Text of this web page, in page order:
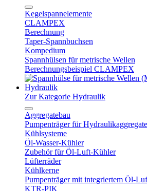
Kegelspannelemente
CLAMPEX
Berechnung
Taper-Spannbuchsen
Kompedium
Spannhülsen für metrische Wellen
Berechnungsbeispiel CLAMPEX
Hydraulik
Zur Kategorie Hydraulik
Aggregatebau
Pumpenträger für Hydraulikaggregate
Kühlsysteme
Öl-Wasser-Kühler
Zubehör für Öl-Luft-Kühler
Lüfterräder
Kühlkerne
Pumpenträger mit integriertem Öl-
KTR-PIK